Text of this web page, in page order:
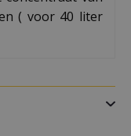
( voor 40 liter